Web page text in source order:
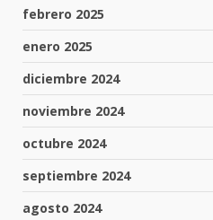
febrero 2025
enero 2025
diciembre 2024
noviembre 2024
octubre 2024
septiembre 2024
agosto 2024